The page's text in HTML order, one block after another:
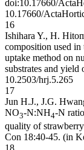
doi:10.17660/
10.17660/
16
Ishihara Y., H.
composition used
uptake method on
substrates and yield
10.2503/hrj.5.265
17
Jun H.J., J.G.
NO3-N:NH4-N
quality of
Con 18:40-45. (in
18